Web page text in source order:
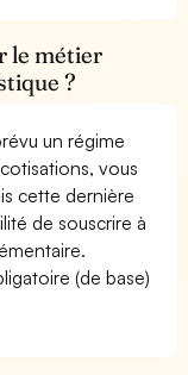
le métier
?
un régime
vous
cette dernière
de souscrire à
(de base)